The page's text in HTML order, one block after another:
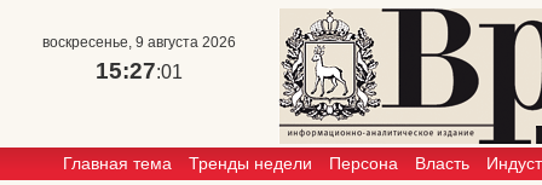
воскресенье, 9 августа 2026
15:27:01
Главная тема Тренды недели Персона Власть